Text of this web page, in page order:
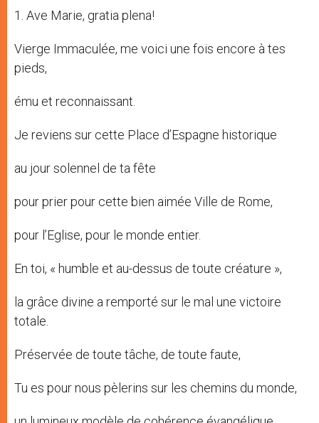
1. Ave Marie, gratia plena!
Vierge Immaculée, me voici une fois encore à tes
pieds,
ému et reconnaissant.
Je reviens sur cette Place d’Espagne historique
au jour solennel de ta fête
pour prier pour cette bien aimée Ville de Rome,
pour l’Eglise, pour le monde entier.
En toi, « humble et au-dessus de toute créature »,
la grâce divine a remporté sur le mal une victoire
totale.
Préservée de toute tâche, de toute faute,
Tu es pour nous pèlerins sur les chemins du monde,